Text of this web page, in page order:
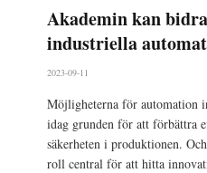
Akademin kan
industriella
2023-09-11
Möjligheterna för automation
idag grunden för att förbättra
säkerheten i produktionen.
roll central för att hitta